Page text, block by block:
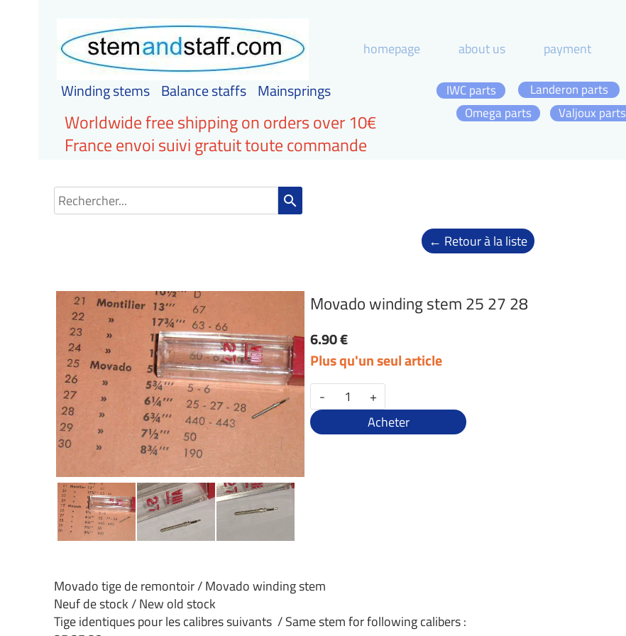
homepage about us payment
Winding stems Balance staffs Mainsprings
Omega parts
IWC parts
Landeron parts
Valjoux parts
Worldwide free shipping on orders over 10€
France envoi suivi gratuit toute commande
search
← Retour à la liste
Movado winding stem 25 27 28
6.90 €
Plus qu'un seul article
-
+
Acheter
Movado tige de remontoir / Movado winding stem
Neuf de stock / New old stock
Tige identiques pour les calibres suivants / Same stem for following calibers :